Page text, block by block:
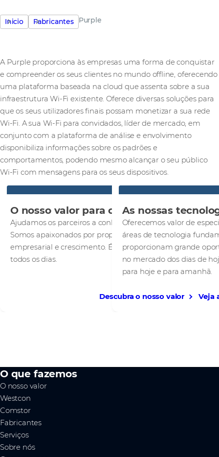
Inicio Fabricantes Purple
A Purple proporciona às empresas uma forma de conquistar
e compreender os seus clientes no mundo offline, oferecendo
uma plataforma baseada na cloud que assenta sobre a sua
infraestrutura Wi-Fi existente. Oferece diversas soluções para
que os seus utilizadores finais possam monetizar a sua rede
Wi-Fi. A sua Wi-Fi para convidados, líder de mercado, em
conjunto com a plataforma de análise e envolvimento
disponibiliza informações sobre os padrões e
comportamentos, podendo mesmo alcançar o seu público
Wi-Fi com mensagens para os seus dispositivos.
O nosso valor para os parceiros
Ajudamos os parceiros a conhecer o seu potencial.
Somos apaixonados por proporcionar sucesso
empresarial e crescimento. É isso que nos move,
todos os dias.
Descubra o nosso valor
As nossas
Oferecemos valor de
áreas de tecnologia
proporcionam grande
no mercado dos dias de
para hoje e para amanhã.
Veja
O que fazemos
O nosso valor
Westcon
Comstor
Fabricantes
Serviços
Sobre nós